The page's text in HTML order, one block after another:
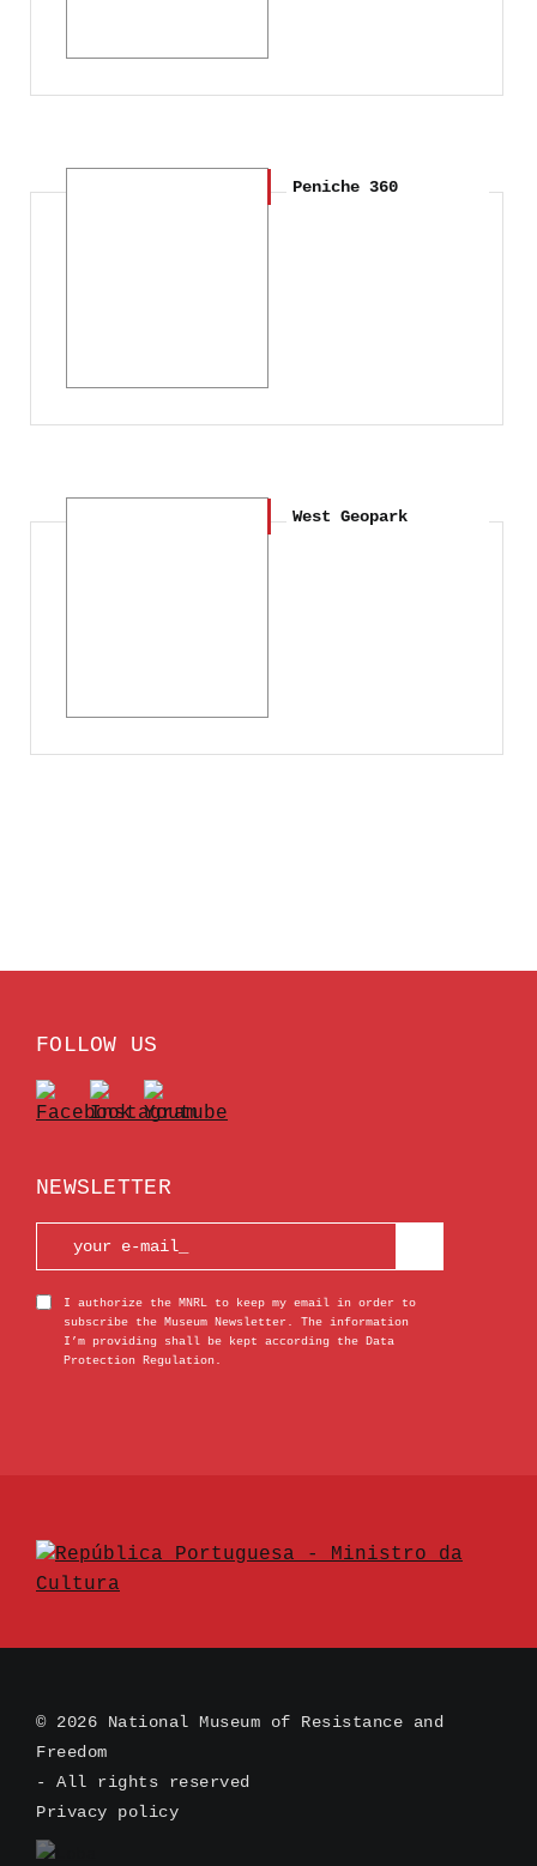
Peniche 360
West Geopark
FOLLOW US
NEWSLETTER
I authorize the MNRL to keep my email in order to
subscribe the Museum Newsletter. The information
I’m providing shall be kept according the Data
Protection Regulation.
© 2026 National Museum of Resistance and
Freedom
- All rights reserved
Privacy policy